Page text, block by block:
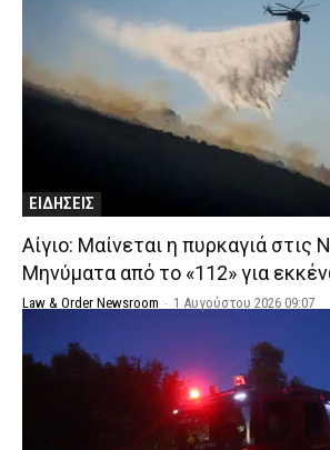
ΕΙΔΗΣΕΙΣ
Αίγιο: Μαίνεται η πυρκαγιά στις
Μηνύματα από το «112» για
Law & Order Newsroom - 1 Αυγούστου 2026 09:07